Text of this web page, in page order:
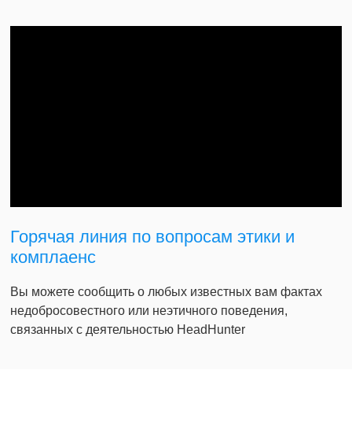
Горячая линия по вопросам этики и
комплаенс
Вы можете сообщить о любых известных вам фактах
недобросовестного или неэтичного поведения,
связанных с деятельностью HeadHunter